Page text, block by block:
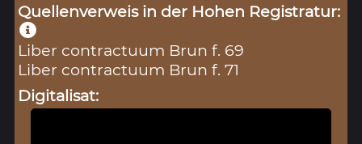
Quellenverweis in der Hohen Registratur:
Liber contractuum Brun f. 69
Liber contractuum Brun f. 71
Digitalisat: